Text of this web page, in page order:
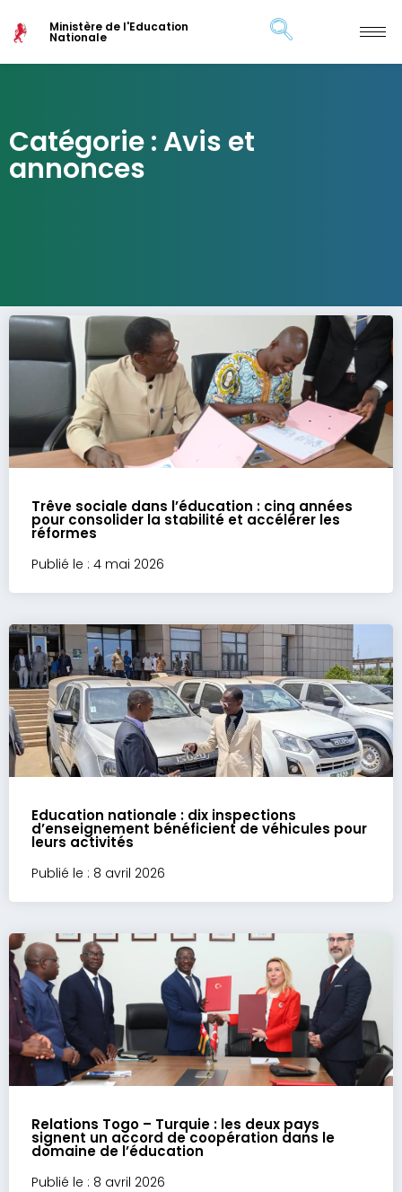
Ministère de l'Education
Nationale
Catégorie : Avis et
annonces
Trêve sociale dans l’éducation : cinq années
pour consolider la stabilité et accélérer les
réformes
Publié le : 4 mai 2026
Education nationale : dix inspections
d’enseignement bénéficient de véhicules pour
leurs activités
Publié le : 8 avril 2026
Relations Togo – Turquie : les deux pays
signent un accord de coopération dans le
domaine de l’éducation
Publié le : 8 avril 2026